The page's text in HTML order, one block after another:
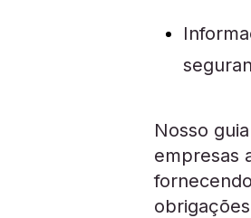
Nosso
empresas